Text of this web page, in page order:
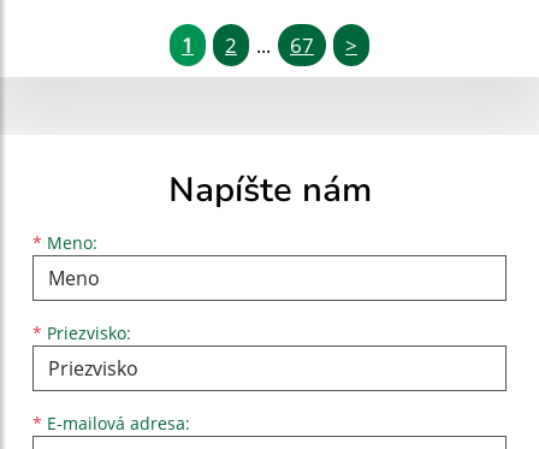
1 2 ... 67 >
Napíšte nám
* Meno:
Meno
* Priezvisko:
Priezvisko
* E-mailová adresa:
E-mailová adresa